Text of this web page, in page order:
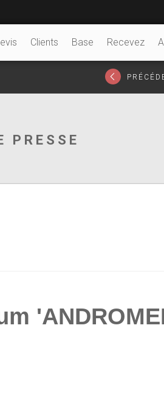
Clients Base Recevez
PRESSE